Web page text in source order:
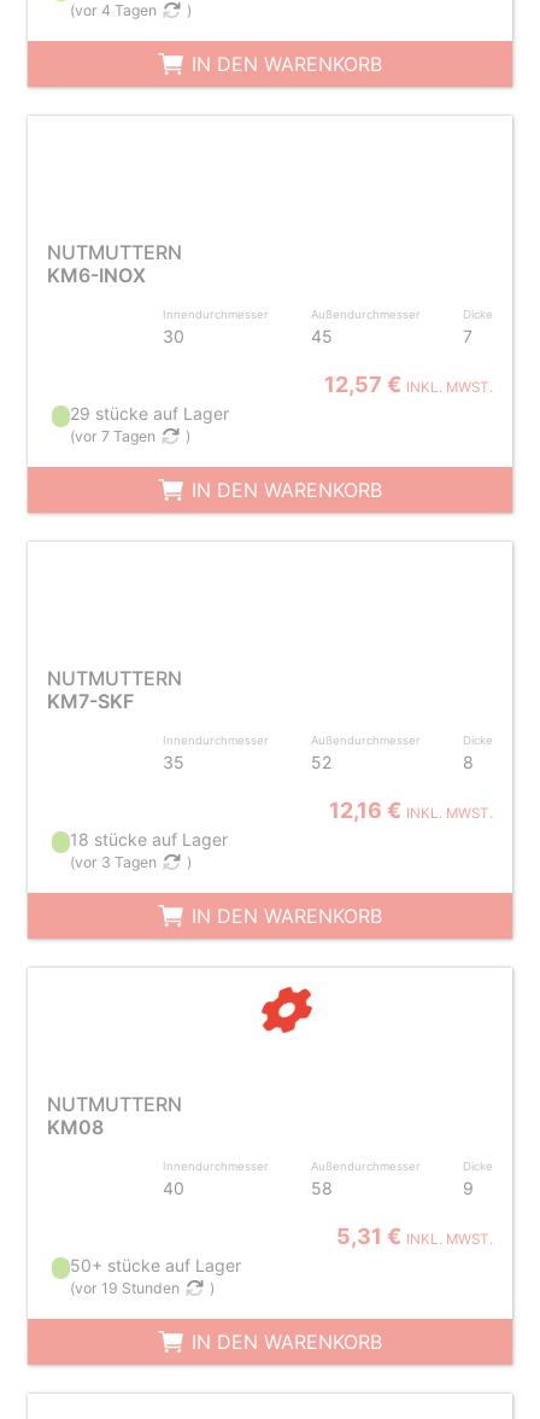
(vor 4 Tagen )
IN DEN WARENKORB
NUTMUTTERN
KM6-INOX
Innendurchmesser
30
Außendurchmesser
45
Dicke
7
12,57 € INKL. MWST.
29 stücke auf Lager
(vor 7 Tagen )
IN DEN WARENKORB
NUTMUTTERN
KM7-SKF
Innendurchmesser
35
Außendurchmesser
52
Dicke
8
12,16 € INKL. MWST.
18 stücke auf Lager
(vor 3 Tagen )
IN DEN WARENKORB
NUTMUTTERN
KM08
Innendurchmesser
40
Außendurchmesser
58
Dicke
9
5,31 € INKL. MWST.
50+ stücke auf Lager
(vor 19 Stunden )
IN DEN WARENKORB